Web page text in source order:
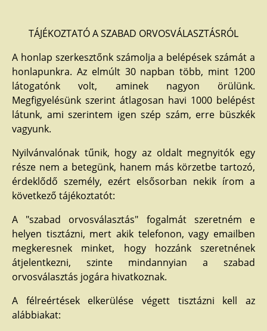
TÁJÉKOZTATÓ A SZABAD ORVOSVÁLASZTÁSRÓL
A honlap szerkesztőnk számolja a belépések számát a
honlapunkra. Az elmúlt 30 napban több, mint 1200
látogatónk volt, aminek nagyon örülünk.
Megfigyelésünk szerint átlagosan havi 1000 belépést
látunk, ami szerintem igen szép szám, erre büszkék
vagyunk.
Nyilvánvalónak tűnik, hogy az oldalt megnyitók egy
része nem a betegünk, hanem más körzetbe tartozó,
érdeklődő személy, ezért elsősorban nekik írom a
következő tájékoztatót:
A "szabad orvosválasztás" fogalmát szeretném e
helyen tisztázni, mert akik telefonon, vagy emailben
megkeresnek minket, hogy hozzánk szeretnének
átjelentkezni, szinte mindannyian a szabad
orvosválasztás jogára hivatkoznak.
A félreértések elkerülése végett tisztázni kell az
alábbiakat: